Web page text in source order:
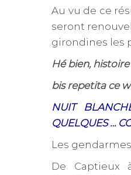
Au vu de ce
seront
girondines les
Hé bien,
bis repetita ce
NUIT
QUELQUES …
Les
De Captieux